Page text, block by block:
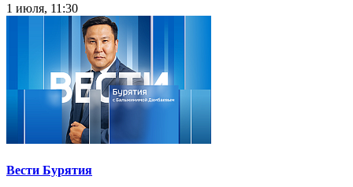
1 июля, 11:30
Вести Бурятия